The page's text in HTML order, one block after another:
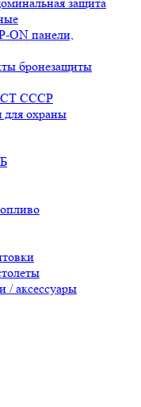
ON панели,
бронезащиты
СССР
охраны
/ аксессуары